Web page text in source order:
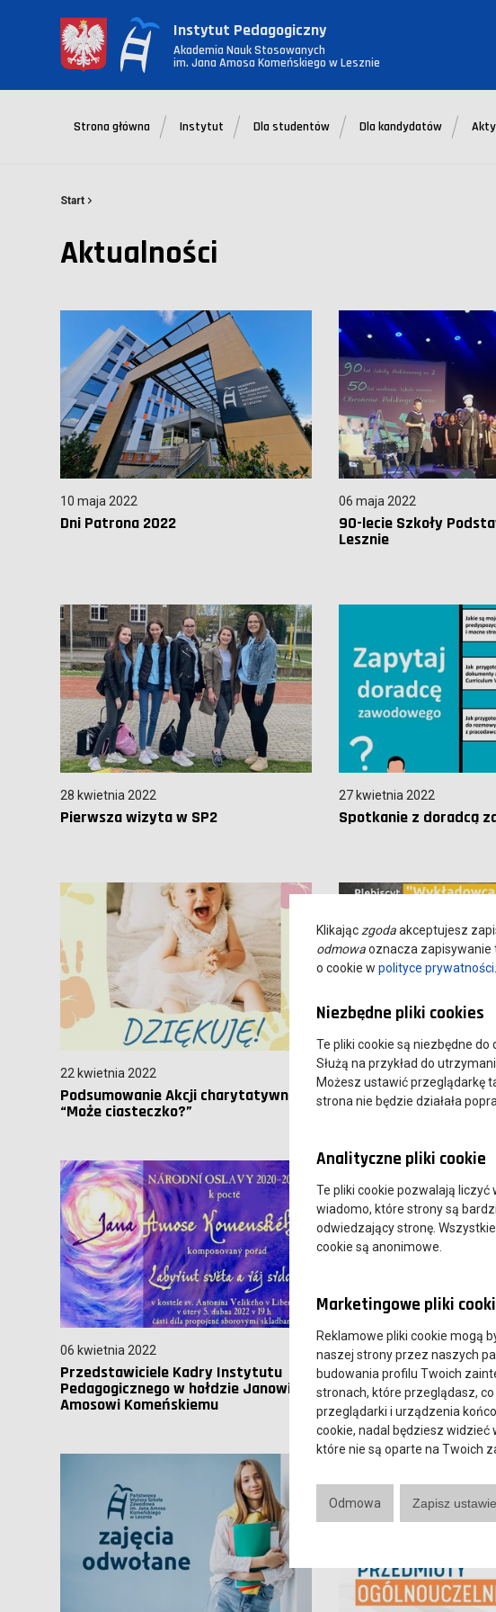
Instytut Pedagogiczny
Akademia Nauk Stosowanych
im. Jana Amosa Komeńskiego w Lesznie
Strona główna Instytut Dla studentów Dla kandydatów
Start
Aktualności
10 maja 2022
Dni Patrona 2022
06 maja 2022
90-lecie Szkoły
Lesznie
28 kwietnia 2022
Pierwsza wizyta w SP2
27 kwietnia 2022
Spotkanie z doradcą
22 kwietnia 2022
Podsumowanie Akcji charytatywnej
“Może ciasteczko?”
11 kwietnia 2022
Wykładowca na medal.
plebiscytu
06 kwietnia 2022
Przedstawiciele Kadry Instytutu
Pedagogicznego w hołdzie Janowi
Amosowi Komeńskiemu
24 marca 2022
Odwołane zajęcia z dr.
Klikając zgodaakceptujesz
odmowaoznacza zapisywanie
o cookie w polityce prywatności
Niezbędne pliki cookies
Te pliki cookie są niezbędne do
Służą na przykład do
Możesz ustawić przeglądarkę
strona nie będzie działała
Analityczne pliki cookie
Te pliki cookie pozwalają liczyć
wiadomo, które strony są
odwiedzający stronę.
cookie są anonimowe.
Marketingowe pliki
Reklamowe pliki cookie mogą
naszej strony przez naszych
budowania profilu Twoich
stronach, które przeglądasz,
przeglądarki i urządzenia
cookie, nadal będziesz
które nie są oparte na Twoich
Odmowa Zapisz